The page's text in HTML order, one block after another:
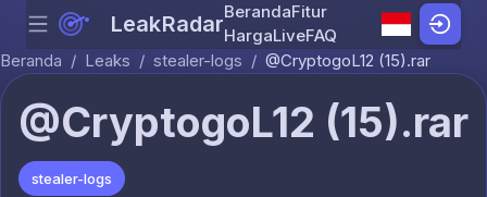
Skip to content
Menu LeakRadarBerandaFitur
HargaLiveFAQ
Beranda / Leaks / stealer-logs / @CryptogoL12 (15).rar
@CryptogoL12 (15).rar
stealer-logs